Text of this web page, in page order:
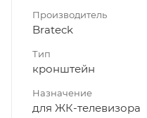
Производитель
Brateck
Тип
кронштейн
Назначение
для ЖК-телевизора